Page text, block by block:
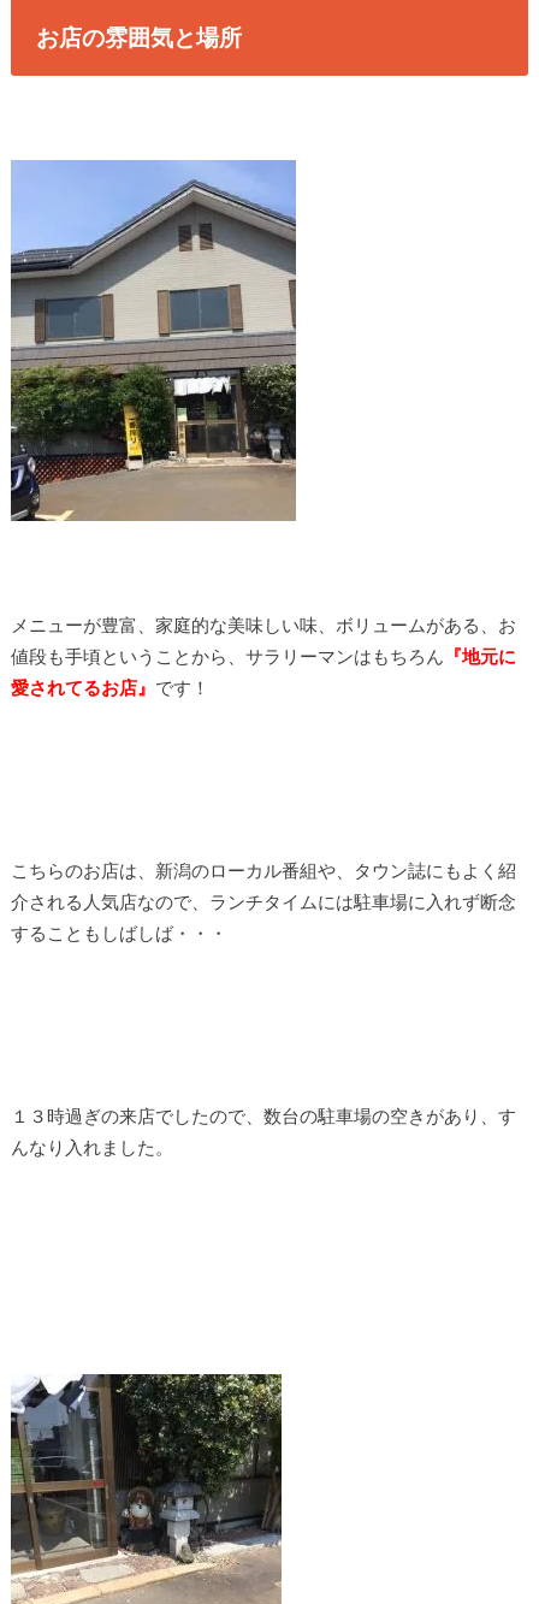
お店の雰囲気と場所
メニューが豊富、家庭的な美味しい味、ボリュームがある、お
値段も手頃ということから、サラリーマンはもちろん 『地元に
愛されてるお店』 です！
こちらのお店は、新潟のローカル番組や、タウン誌にもよく紹
介される人気店なので、ランチタイムには駐車場に入れず断念
することもしばしば・・・
１３時過ぎの来店でしたので、数台の駐車場の空きがあり、す
んなり入れました。